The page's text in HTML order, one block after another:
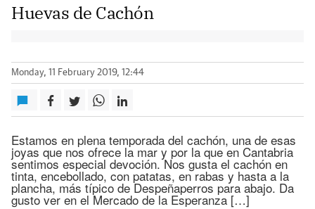
Huevas de Cachón
Monday, 11 February 2019, 12:44
Estamos en plena temporada del cachón, una de esas
joyas que nos ofrece la mar y por la que en Cantabria
sentimos especial devoción. Nos gusta el cachón en
tinta, encebollado, con patatas, en rabas y hasta a la
plancha, más típico de Despeñaperros para abajo. Da
gusto ver en el Mercado de la Esperanza […]